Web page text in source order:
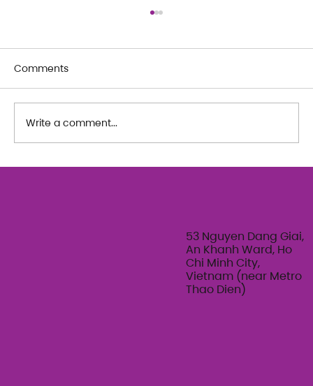
Comments
Write a comment...
53 Nguyen Dang Giai,
An Khanh Ward, Ho
Chi Minh City,
Vietnam (near Metro
Thao Dien)